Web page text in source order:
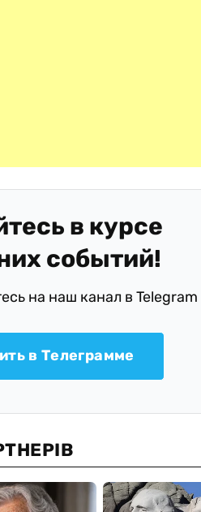
в курсе
событий!
на наш канал в Telegram
в Телеграмме